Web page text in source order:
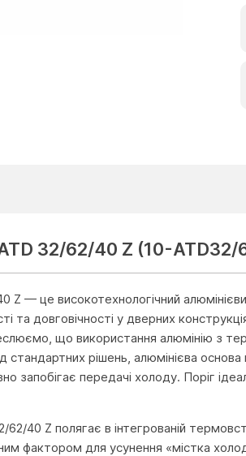
32/62/40 Z (10-
Z — це високотехнологічний
та довговічності у дверних
що використання алюмінію з
стандартних рішень, алюмінієва основа
запобігає передачі холоду. Поріг
40 Z полягає в інтегрованій
фактором для усунення «містка